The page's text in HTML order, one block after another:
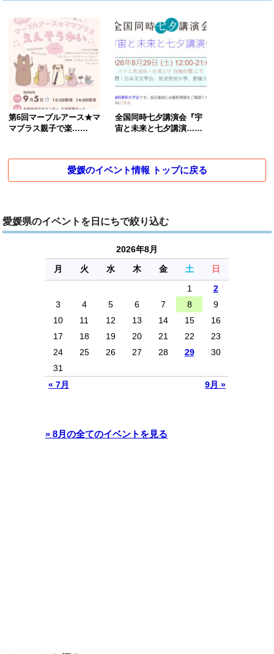
第6回マーブルアース★マ
マブラス親子で楽……
全国同時七夕講演会『宇
宙と未来と七夕講演……
愛媛のイベント情報 トップに戻る
愛媛県のイベントを日にちで絞り込む
2026年8月
月
火 水 木 金 土 日
« 7月 9月 »
1
2
3
4 5 6 7 8
9
10
11 12 13 14 15
16
17
18 19 20 21 22
23
24
25 26 27 28 29
30
31
» 8月の全てのイベントを見る